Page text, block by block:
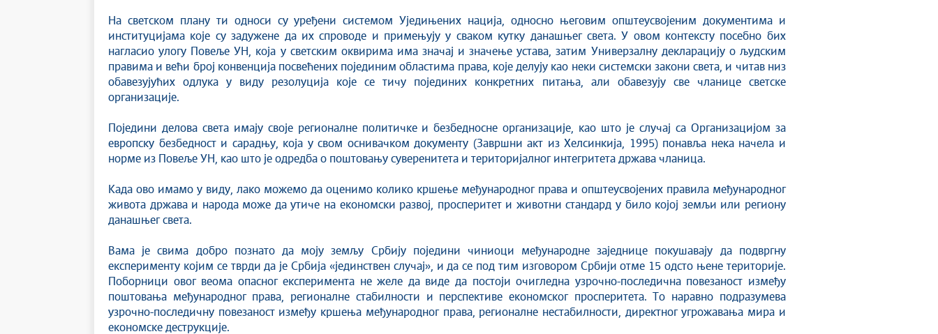
На светском плану ти односи су уређени системом Уједињених нација, односно његовим општеусвојеним документима и
институцијама које су задужене да их спроводе и примењују у сваком кутку данашњег света. У овом контексту посебно бих
нагласио улогу Повеље УН, која у светским оквирима има значај и значење устава, затим Универзалну декларацију о људским
правима и већи број конвенција посвећених појединим областима права, које делују као неки системски закони света, и читав низ
обавезујућих одлука у виду резолуција које се тичу појединих конкретних питања, али обавезују све чланице светске
организације.
Поједини делова света имају своје регионалне политичке и безбедносне организације, као што је случај са Организацијом за
европску безбедност и сарадњу, која у свом оснивачком документу (Завршни акт из Хелсинкија, 1995) понавља нека начела и
норме из Повеље УН, као што је одредба о поштовању суверенитета и територијалног интегритета држава чланица.
Када ово имамо у виду, лако можемо да оценимо колико кршење међународног права и општеусвојених правила међународног
живота држава и народа може да утиче на економски развој, просперитет и животни стандард у било којој земљи или региону
данашњег света.
Вама је свима добро познато да моју земљу Србију поједини чиниоци међународне заједнице покушавају да подвргну
експерименту којим се тврди да је Србија «јединствен случај», и да се под тим изговором Србији отме 15 одсто њене територије.
Поборници овог веома опасног експеримента не желе да виде да постоји очигледна узрочно-последична повезаност између
поштовања међународног права, регионалне стабилности и перспективе економског просперитета. То наравно подразумева
узрочно-последичну повезаност између кршења међународног права, регионалне нестабилности, директног угрожавања мира и
економске деструкције.